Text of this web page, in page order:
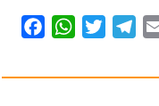
c
W
a
i
l